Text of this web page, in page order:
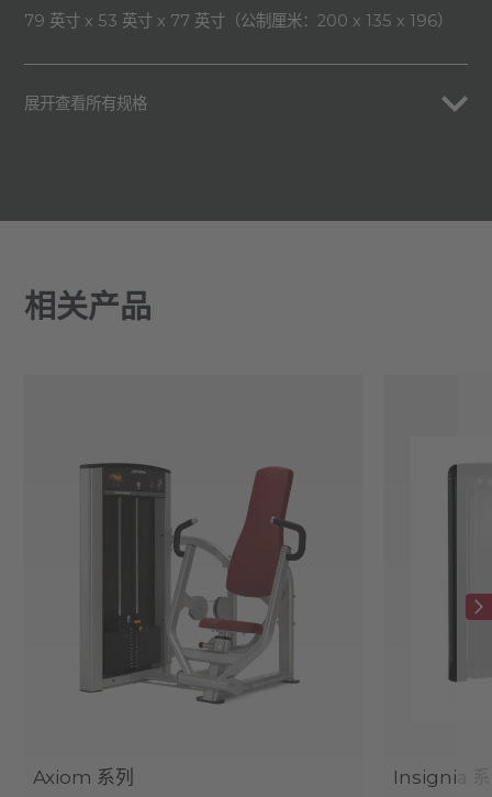
79 英寸 x 53 英寸 x 77 英寸（公制厘米：200 x 135 x 196）
展开查看所有规格
相关产品
Axiom 系列 Insignia